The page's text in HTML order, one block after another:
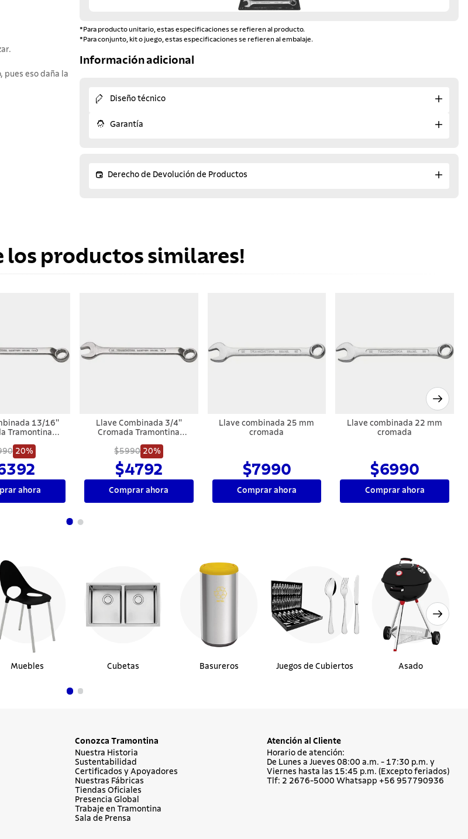
eso daña la
*Para producto unitario, estas especificaciones se refieren al producto.
*Para conjunto, kit o juego, estas especificaciones se refieren al embalaje.
Información adicional
Diseño técnico
Garantía
Derecho de Devolución de Productos
los productos similares!
13/16''
Tramontina
20%
ahora
Llave Combinada 3/4''
Cromada Tramontina
$5990 20%
$4792
Comprar ahora
Llave combinada 25 mm
cromada
$7990
Comprar ahora
Llave combinada 22 mm
cromada
$6990
Comprar ahora
Muebles Cubetas Basureros Juegos de Cubiertos Asado
Conozca Tramontina
Nuestra Historia
Sustentabilidad
Certificados y Apoyadores
Nuestras Fábricas
Tiendas Oficiales
Presencia Global
Trabaje en Tramontina
Sala de Prensa
Atención al Cliente
Horario de atención:
De Lunes a Jueves 08:00 a.m. - 17:30 p.m. y
Viernes hasta las 15:45 p.m. (Excepto feriados)
Tlf: 2 2676-5000 Whatsapp +56 957790936